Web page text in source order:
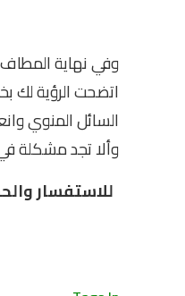
وفي نهاية
اتضحت الرؤية لك
السائل المنوي
وألا تجد مشكلة
للاستفسار